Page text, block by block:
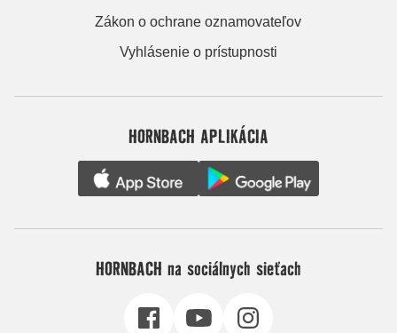
Zákon o ochrane oznamovateľov
Vyhlásenie o prístupnosti
HORNBACH APLIKÁCIA
HORNBACH na sociálnych sieťach